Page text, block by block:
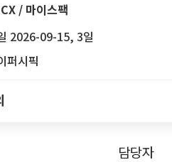
/ 마이스팩
2026-09-15, 3일
퍼시픽
담당자